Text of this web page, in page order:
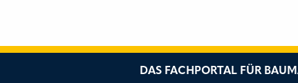
DAS FACHPORTAL FÜR